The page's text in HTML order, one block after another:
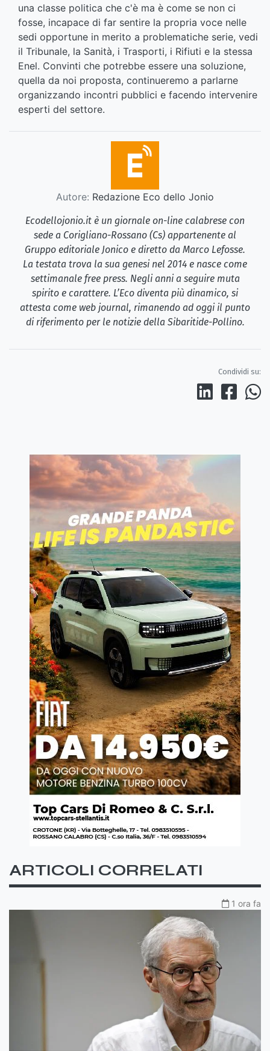
una classe politica che c'è ma è come se non ci
fosse, incapace di far sentire la propria voce nelle
sedi opportune in merito a problematiche serie, vedi
il Tribunale, la Sanità, i Trasporti, i Rifiuti e la stessa
Enel. Convinti che potrebbe essere una soluzione,
quella da noi proposta, continueremo a parlarne
organizzando incontri pubblici e facendo intervenire
esperti del settore.
Autore: Redazione Eco dello Jonio
Ecodellojonio.it è un giornale on-line calabrese con
sede a Corigliano-Rossano (Cs) appartenente al
Gruppo editoriale Jonico e diretto da Marco Lefosse.
La testata trova la sua genesi nel 2014 e nasce come
settimanale free press. Negli anni a seguire muta
spirito e carattere. L’Eco diventa più dinamico, si
attesta come web journal, rimanendo ad oggi il punto
di riferimento per le notizie della Sibaritide-Pollino.
Condividi su:
ARTICOLI CORRELATI
1 ora fa